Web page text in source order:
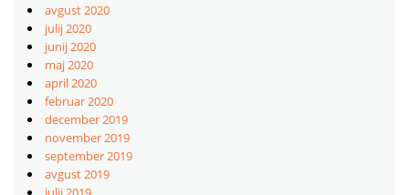
avgust 2020
julij 2020
junij 2020
maj 2020
april 2020
februar 2020
december 2019
november 2019
september 2019
avgust 2019